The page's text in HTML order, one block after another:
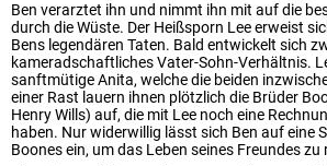
Ben verarztet ihn und nimmt ihn mit auf die
durch die Wüste. Der Heißsporn Lee erweist
Bens legendären Taten. Bald entwickelt sich
kameradschaftliches Vater-Sohn-Verhältnis.
sanftmütige Anita, welche die beiden
einer Rast lauern ihnen plötzlich die Brüder
Henry Wills) auf, die mit Lee noch eine
haben. Nur widerwillig lässt sich Ben auf eine
Boones ein, um das Leben seines Freundes zu